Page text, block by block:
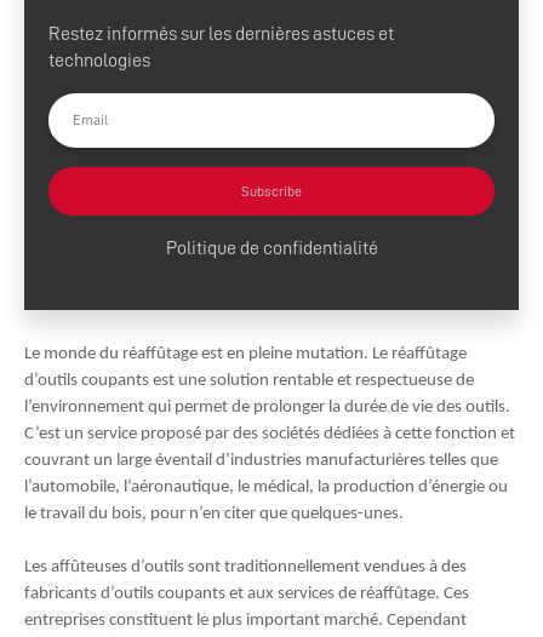
Restez informés sur les dernières astuces et
technologies
Subscribe
Politique de confidentialité
Le monde du réaffûtage est en pleine mutation. Le réaffûtage
d’outils coupants est une solution rentable et respectueuse de
l’environnement qui permet de prolonger la durée de vie des outils.
C’est un service proposé par des sociétés dédiées à cette fonction et
couvrant un large éventail d’industries manufacturières telles que
l’automobile, l’aéronautique, le médical, la production d’énergie ou
le travail du bois, pour n’en citer que quelques-unes.
Les affûteuses d’outils sont traditionnellement vendues à des
fabricants d’outils coupants et aux services de réaffûtage. Ces
entreprises constituent le plus important marché. Cependant